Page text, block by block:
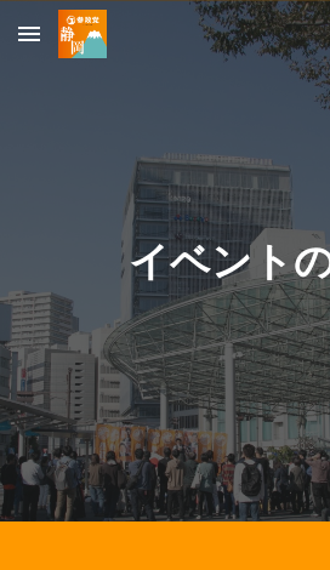
Skip to main content
イベント